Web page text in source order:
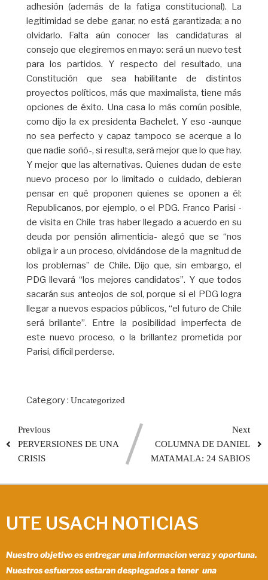
adhesión (además de la fatiga constitucional). La
legitimidad se debe ganar, no está garantizada; a no
olvidarlo. Falta aún conocer las candidaturas al
consejo que elegiremos en mayo: será un nuevo test
para los partidos. Y respecto del resultado, una
Constitución que sea habilitante de distintos
proyectos políticos, más que maximalista, tiene más
opciones de éxito. Una casa lo más común posible,
como dijo la ex presidenta Bachelet. Y eso -aunque
no sea perfecto y capaz tampoco se acerque a lo
que nadie soñó-, si resulta, será mejor que lo que hay.
Y mejor que las alternativas. Quienes dudan de este
nuevo proceso por lo limitado o cuidado, debieran
pensar en qué proponen quienes se oponen a él:
Republicanos, por ejemplo, o el PDG. Franco Parisi -
de visita en Chile tras haber llegado a acuerdo en su
deuda por pensión alimenticia- alegó que se “nos
obliga ir a un proceso, olvidándose de la magnitud de
los problemas” de Chile. Dijo que, sin embargo, el
PDG llevará “los mejores candidatos”. Y que todos
sacarán sus anteojos de sol, porque si el PDG logra
llegar a nuevos espacios públicos, “el futuro de Chile
será brillante”. Entre la posibilidad imperfecta de
este nuevo proceso, o la brillantez prometida por
Parisi, difícil perderse.
Category : Uncategorized
Previous
PERVERSIONES DE UNA
CRISIS
Next
COLUMNA DE DANIEL
MATAMALA: 24 SABIOS
UTE USACH NOTICIAS
Nuestro objetivo es entregar una informacion veraz y oportuna.
Nuestros esfuerzos estaran desplegados a tener una